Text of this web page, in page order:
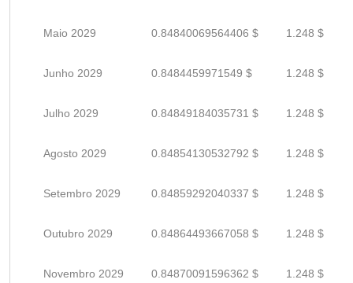
Maio 2029 0.84840069564406 $ 1.248 $
Junho 2029 0.8484459971549 $ 1.248 $
Julho 2029 0.84849184035731 $ 1.248 $
Agosto 2029 0.84854130532792 $ 1.248 $
Setembro 2029 0.84859292040337 $ 1.248 $
Outubro 2029 0.84864493667058 $ 1.248 $
Novembro 2029 0.84870091596362 $ 1.248 $